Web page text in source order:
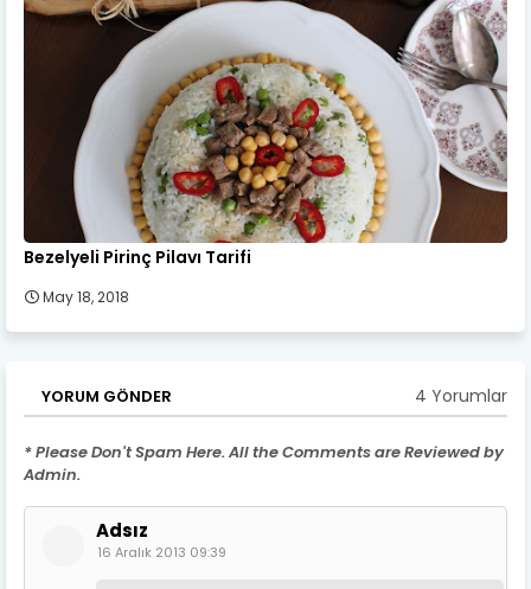
Bezelyeli Pirinç Pilavı Tarifi
May 18, 2018
YORUM GÖNDER 4 Yorumlar
* Please Don't Spam Here. All the Comments are Reviewed by
Admin.
Adsız
16 Aralık 2013 09:39